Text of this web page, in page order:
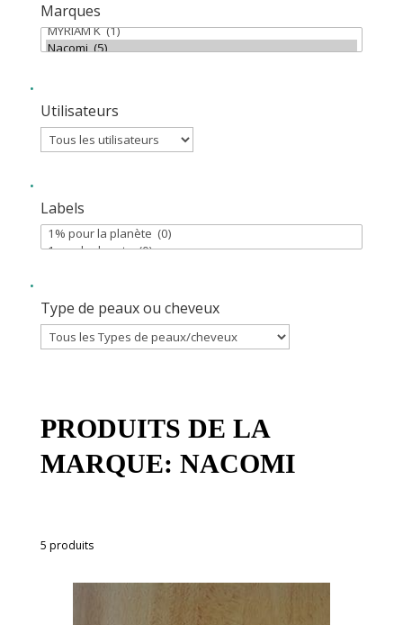
PRODUITS DE LA
MARQUE: NACOMI
5 produits
Marques
Utilisateurs
Labels
Type de peaux ou cheveux